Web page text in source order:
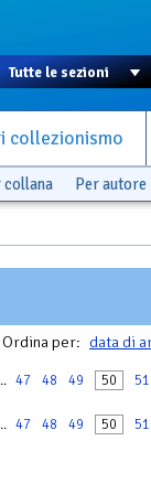
collezionismo
collana Per autore
Ordina per: data di
47 48 49 50 51
47 48 49 50 51